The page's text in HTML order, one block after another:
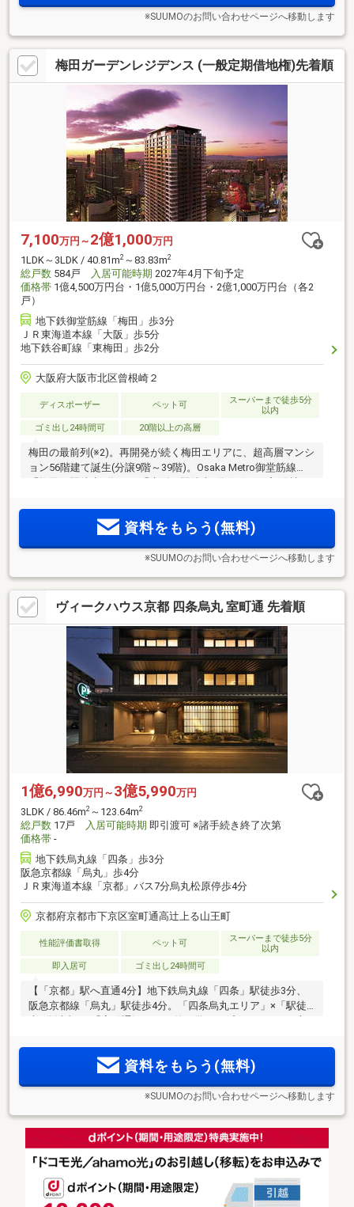
※SUUMOのお問い合わせページへ移動します
梅田ガーデンレジデンス (一般定期借地権)先着順
7,100万円～ 2億1,000万円
1LDK～3LDK / 40.81m2 ～83.83m2
総戸数 584戸 入居可能時期 2027年4月下旬予定
価格帯 1億4,500万円台・1億5,000万円台・2億1,000万円台（各2
戸）
地下鉄御堂筋線「梅田」歩3分
ＪＲ東海道本線「大阪」歩5分
地下鉄谷町線「東梅田」歩2分
大阪府大阪市北区曾根崎２
ディスポーザー ペット可
スーパーまで徒歩5分
以内
ゴミ出し24時間可
20階以上の高層
梅田の最前列(※2)。再開発が続く梅田エリアに、超高層マンシ
ョン56階建て誕生(分譲9階～39階)。Osaka Metro御堂筋線
「梅田」駅徒歩3分、JR「大阪」駅徒歩5分(※3)。住宅(分譲＆
「梅田ガーデンレジデンス」デビュー！
資料をもらう(無料)
※SUUMOのお問い合わせページへ移動します
ヴィークハウス京都 四条烏丸 室町通 先着順
1億6,990万円～ 3億5,990万円
3LDK / 86.46m2 ～123.64m2
総戸数 17戸 入居可能時期 即引渡可 ※諸手続き終了次第
価格帯 -
地下鉄烏丸線「四条」歩3分
阪急京都線「烏丸」歩4分
ＪＲ東海道本線「京都」バス7分烏丸松原停歩4分
京都府京都市下京区室町通高辻上る山王町
性能評価書取得 ペット可
スーパーまで徒歩5分
以内
即入居可
ゴミ出し24時間可
【「京都」駅へ直通4分】地下鉄烏丸線「四条」駅徒歩3分、
阪急京都線「烏丸」駅徒歩4分。「四条烏丸エリア」×「駅徒
歩5分以内」×「室町通沿い」を兼ね備えたプロジェクト。京
情も間近に愉しめる。68m2台～123m2台・全9タイプ【モデル
ルーム限定公開中】 資料をもらう(無料)
※SUUMOのお問い合わせページへ移動します